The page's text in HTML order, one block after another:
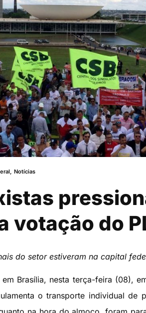
,Notícias
votação do
do setor estiveram na capital
Brasília, nesta terça-feira (08),
o transporte individual de